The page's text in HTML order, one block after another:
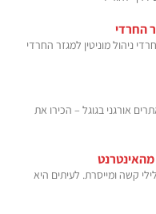
החרדי
ניהול מוניטין למגזר החרדי
אורגני בגוגל – הכירו את
קשה ומייסרת. לעיתים היא